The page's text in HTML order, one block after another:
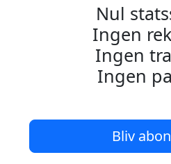
Nul
Ingen
Ingen
Ingen
Bliv